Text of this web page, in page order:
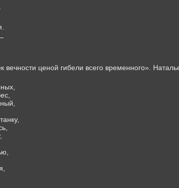
вечности ценой гибели всего временного».